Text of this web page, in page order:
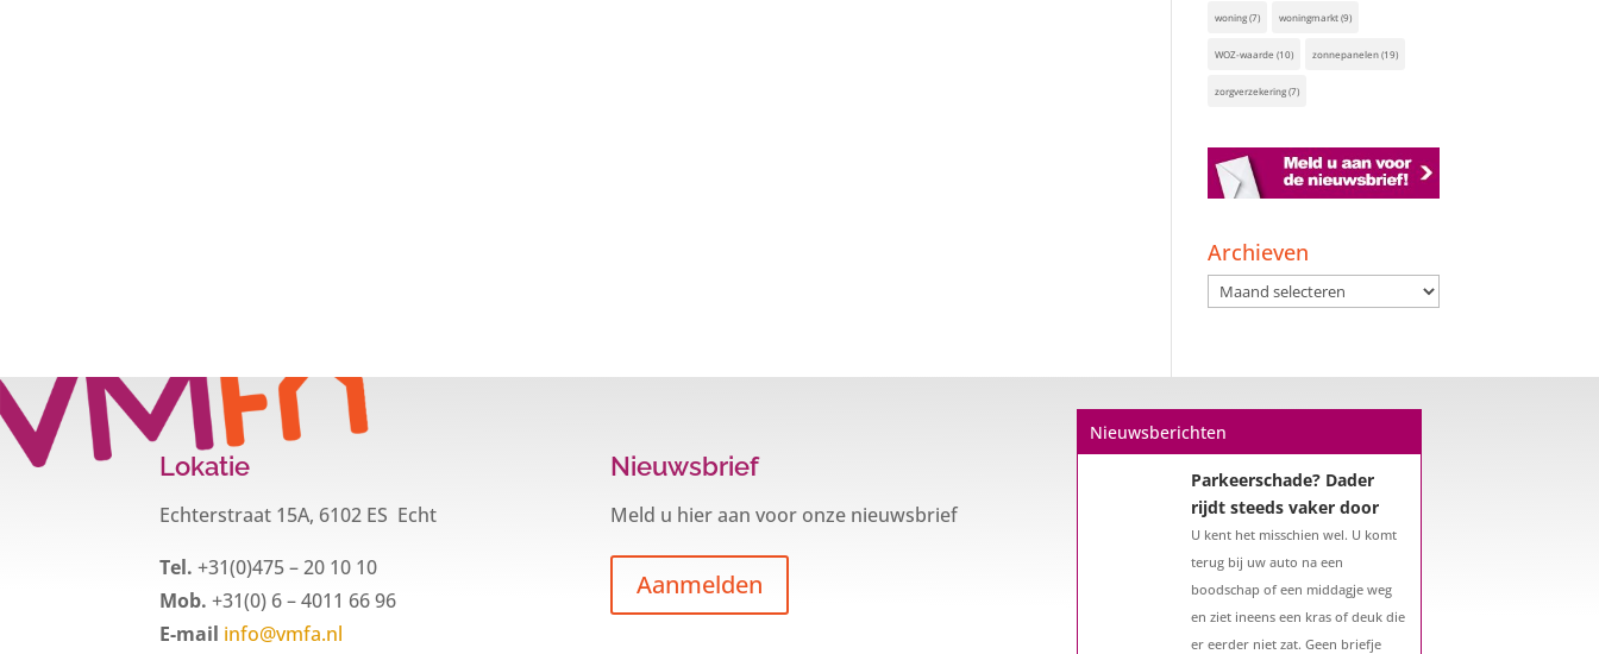
woning(7) woningmarkt(9)
WOZ-waarde (10) zonnepanelen(19)
zorgverzekering(7)
Archieven
Archieven
Lokatie
Echterstraat 15A, 6102 ES Echt
Tel. +31(0)475 – 20 10 10
Mob. +31(0) 6 – 4011 66 96
E-mail info@vmfa.nl
Nieuwsbrief
Meld u hier aan voor onze nieuwsbrief
Aanmelden
Nieuwsberichten
Een hypotheek na uw
mogelijkheden
De woningmarkt is nog steeds in
beweging. Misschien denkt u na
hypotheek als u 57 jaar of ouder
bent?...
Parkeerschade? Dader
rijdt steeds vaker door
U kent het misschien wel. U komt
terug bij uw auto na een
boodschap of een middagje weg
en ziet ineens een kras of deuk die
er eerder niet zat. Geen briefje